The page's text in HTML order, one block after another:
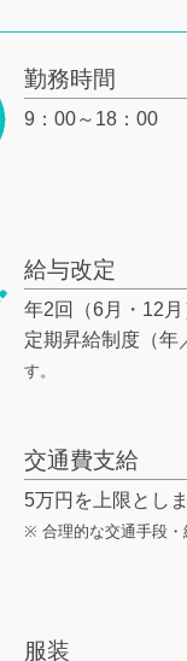
勤務時間
9：00～18：00
給与改定
年2回（6月・12月
定期昇給制度（年
す。
交通費支給
5万円を上限としま
※ 合理的な交通手段・
服装